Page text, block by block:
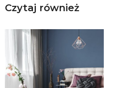
Czytaj również